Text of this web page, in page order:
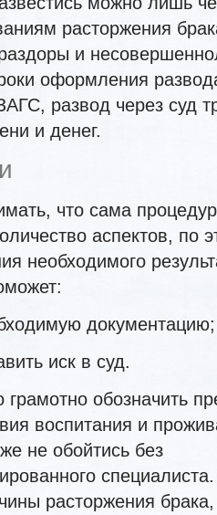
расторжения
и
оформления
развод через суд
и денег.
что сама
аспектов, по
необходимого
документацию;
иск в суд.
обозначить
воспитания и
не обойтись без
расторжения